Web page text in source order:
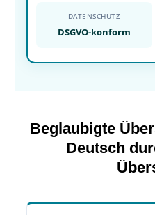
DATENSCHUTZ
DSGVO-konform
Beglaubigte
Deutsch